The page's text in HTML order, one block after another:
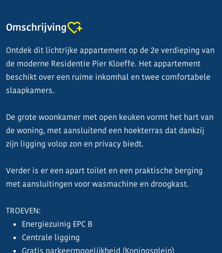
Omschrijving
Ontdek dit lichtrijke appartement op de 2e verdieping van
de moderne Residentie Pier Kloeffe. Het appartement
beschikt over een ruime inkomhal en twee comfortabele
slaapkamers.
De grote woonkamer met open keuken vormt het hart van
de woning, met aansluitend een hoekterras dat dankzij
zijn ligging volop zon en privacy biedt.
Verder is er een apart toilet en een praktische berging
met aansluitingen voor wasmachine en droogkast.
TROEVEN:
Energiezuinig EPC B
Centrale ligging
Gratis parkeermogelijkheid (Koningsplein)